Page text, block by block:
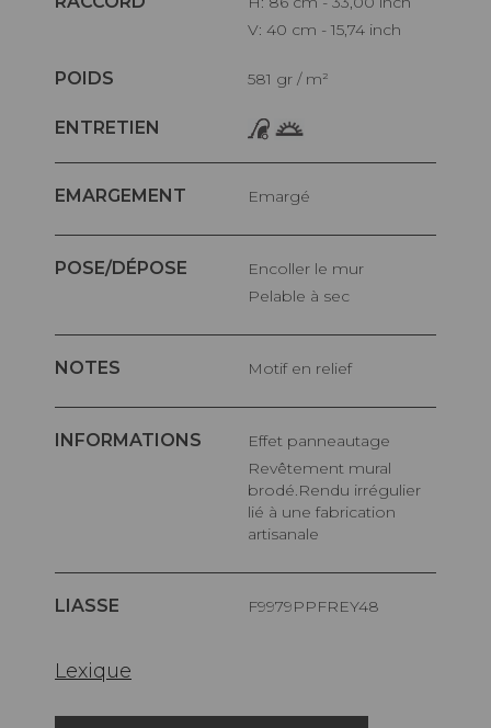
V: 40 cm - 15,74 inch
POIDS 581 gr / m²
ENTRETIEN
EMARGEMENT Emargé
POSE/DÉPOSE
Encoller le mur
Pelable à sec
NOTES Motif en relief
INFORMATIONS
Effet panneautage
Revêtement mural
brodé.Rendu irrégulier
lié à une fabrication
artisanale
LIASSE F9979PPFREY48
Lexique